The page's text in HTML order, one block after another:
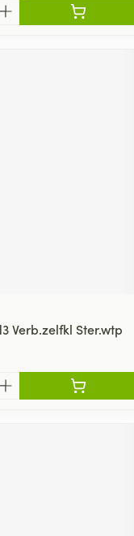
Verb.zelfkl Ster.wtp